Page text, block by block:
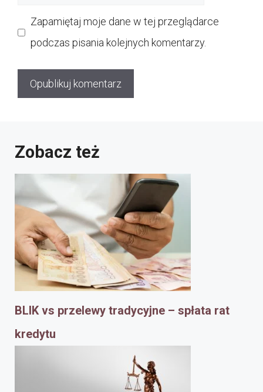
Zapamiętaj moje dane w tej przeglądarce
podczas pisania kolejnych komentarzy.
Zobacz też
BLIK vs przelewy tradycyjne – spłata rat
kredytu